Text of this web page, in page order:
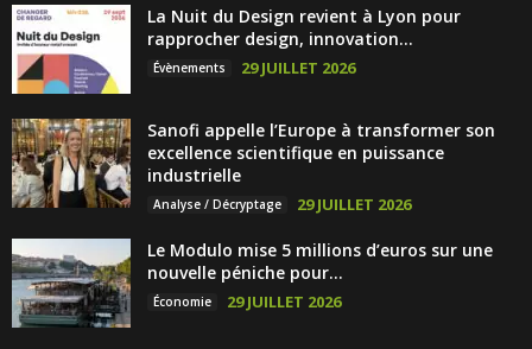
La Nuit du Design revient à Lyon pour
rapprocher design, innovation...
Évènements 29 JUILLET 2026
Sanofi appelle l’Europe à transformer son
excellence scientifique en puissance
industrielle
Analyse / Décryptage 29 JUILLET 2026
Le Modulo mise 5 millions d’euros sur une
nouvelle péniche pour...
Économie 29 JUILLET 2026